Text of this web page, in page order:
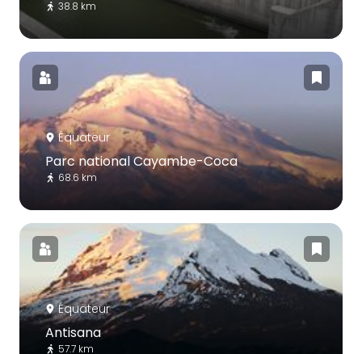
38.8 km
Équateur
Parc national Cayambe-Coca
68.6 km
Équateur
Antisana
57.7 km